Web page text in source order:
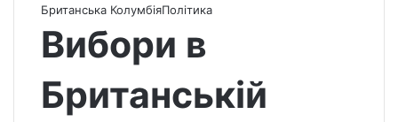
Британська КолумбіяПолітика
Вибори в
Британській